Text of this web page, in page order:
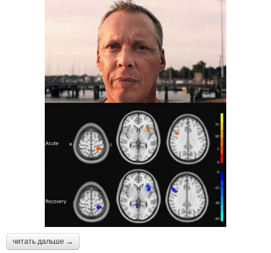
читать дальше →